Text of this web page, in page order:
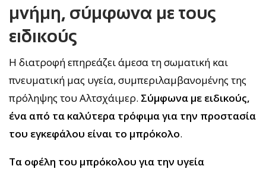
μνήμη, σύμφωνα με τους
ειδικούς
Η διατροφή επηρεάζει άμεσα τη σωματική και
πνευματική μας υγεία, συμπεριλαμβανομένης της
πρόληψης του Αλτσχάιμερ. Σύμφωνα με ειδικούς,
ένα από τα καλύτερα τρόφιμα για την προστασία
του εγκεφάλου είναι το μπρόκολο.
Τα οφέλη του μπρόκολου για την υγεία